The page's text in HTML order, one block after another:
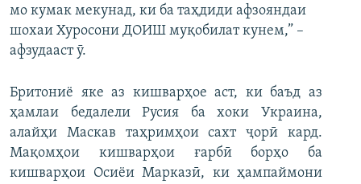
мо кумак мекунад, ки ба таҳдиди афзояндаи
шохаи Хуросони ДОИШ муқобилат кунем,” –
афзудааст ӯ.
Бритониё яке аз кишварҳое аст, ки баъд аз
ҳамлаи бедалели Русия ба хоки Украина,
алайҳи Маскав таҳримҳои сахт ҷорӣ кард.
Мақомҳои кишварҳои ғарбӣ борҳо ба
кишварҳои Осиёи Марказӣ, ки ҳампаймони